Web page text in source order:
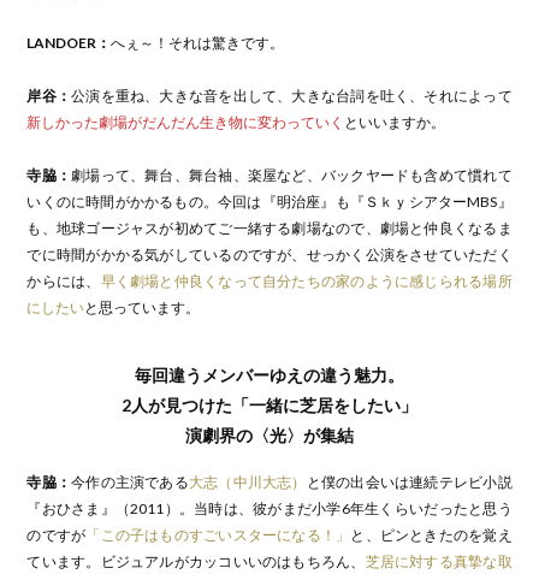
LANDOER：へぇ～！それは驚きです。
岸谷：公演を重ね、大きな音を出して、大きな台詞を吐く、それによって
新しかった劇場がだんだん生き物に変わっていく といいますか。
寺脇： 劇場って、舞台、舞台袖、楽屋など、バックヤードも含めて慣れて
いくのに時間がかかるもの。今回は『明治座』も『ＳｋｙシアターMBS』
も、地球ゴージャスが初めてご一緒する劇場なので、劇場と仲良くなるま
でに時間がかかる気がしているのですが、せっかく公演をさせていただく
からには、 早く劇場と仲良くなって自分たちの家のように感じられる場所
にしたいと思っています。
毎回違うメンバーゆえの違う魅力。
2人が見つけた「一緒に芝居をしたい」
演劇界の〈光〉が集結
寺脇：今作の主演である大志（中川大志）
と僕の出会いは連続テレビ小説
『おひさま』（2011）。当時は、彼がまだ小学6年生くらいだったと思う
のですが 「この子はものすごいスターになる！」 と、ピンときたのを覚え
ています。ビジュアルがカッコいいのはもちろん、 芝居に対する真摯な取